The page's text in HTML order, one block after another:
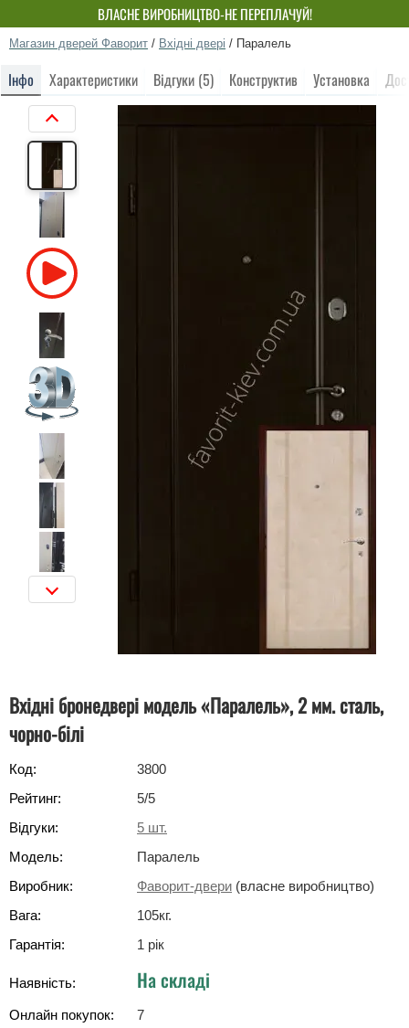
ВЛАСНЕ ВИРОБНИЦТВО-НЕ ПЕРЕПЛАЧУЙ!
Магазин дверей Фаворит / Вхідні двері / Паралель
Інфо Характеристики Відгуки (5) Конструктив Установка
Вхідні бронедвері модель «Паралель», 2 мм. сталь,
чорно-білі
Код:
3800
Рейтинг:
5/5
Відгуки:
5 шт.
Модель:
Паралель
Виробник:
Фаворит-двери (власне виробництво)
Вага:
105кг.
Гарантія:
1 рік
Наявність: На складі
Онлайн покупок: 7